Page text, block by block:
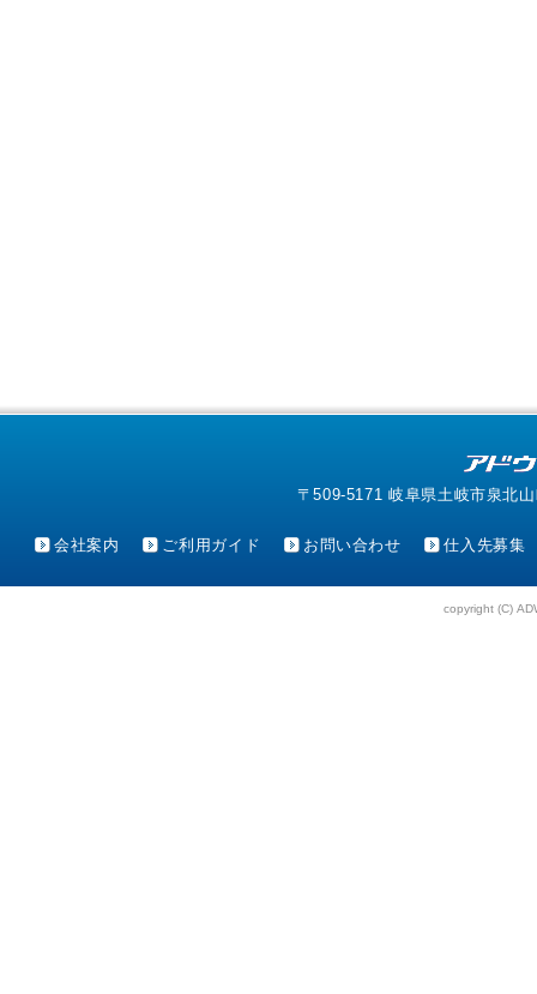
〒509-5171 岐阜県土岐市泉北
会社案内 ご利用ガイド お問い合わせ 仕入先募集
copyright (C)